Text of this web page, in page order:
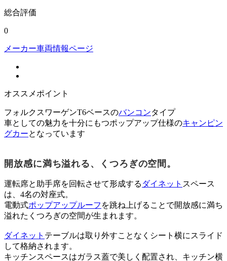
総合評価
0
メーカー車両情報ページ
オススメポイント
フォルクスワーゲンT6ベースのバンコンタイプ
車としての魅力を十分にもつポップアップ仕様のキャンピン
グカーとなっています
開放感に満ち溢れる、くつろぎの空間。
運転席と助手席を回転させて形成する ダイネット スペース
は、4名の対座式。
電動式ポップアップルーフ を跳ね上げることで開放感に満ち
溢れたくつろぎの空間が生まれます。
ダイネット テーブルは取り外すことなくシート横にスライド
して格納されます。
キッチンスペースはガラス蓋で美しく配置され、キッチン横